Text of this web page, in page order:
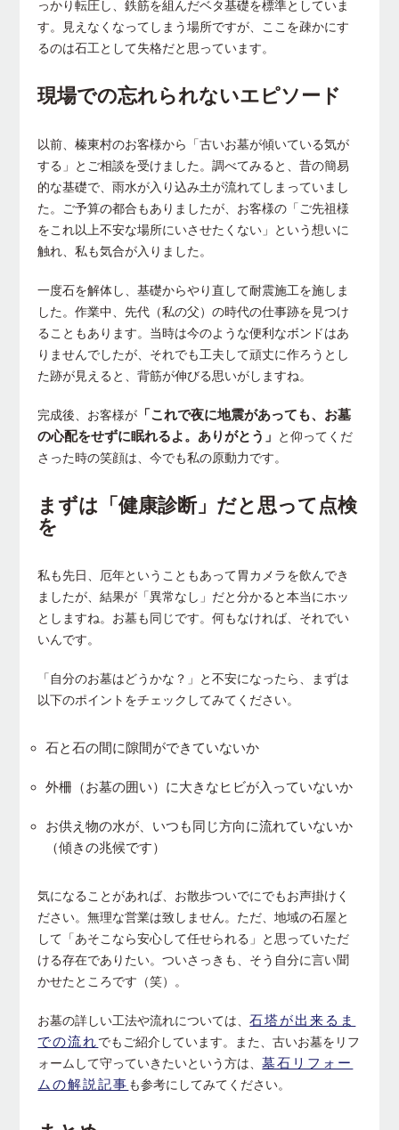
っかり転圧し、鉄筋を組んだベタ基礎を標準としていま
す。見えなくなってしまう場所ですが、ここを疎かにす
るのは石工として失格だと思っています。
現場での忘れられないエピソード
以前、榛東村のお客様から「古いお墓が傾いている気が
する」とご相談を受けました。調べてみると、昔の簡易
的な基礎で、雨水が入り込み土が流れてしまっていまし
た。ご予算の都合もありましたが、お客様の「ご先祖様
をこれ以上不安な場所にいさせたくない」という想いに
触れ、私も気合が入りました。
一度石を解体し、基礎からやり直して耐震施工を施しま
した。作業中、先代（私の父）の時代の仕事跡を見つけ
ることもあります。当時は今のような便利なボンドはあ
りませんでしたが、それでも工夫して頑丈に作ろうとし
た跡が見えると、背筋が伸びる思いがしますね。
完成後、お客様が 「これで夜に地震があっても、お墓
の心配をせずに眠れるよ。ありがとう」
と仰ってくだ
さった時の笑顔は、今でも私の原動力です。
まずは「健康診断」だと思って点検
を
私も先日、厄年ということもあって胃カメラを飲んでき
ましたが、結果が「異常なし」だと分かると本当にホッ
としますね。お墓も同じです。何もなければ、それでい
いんです。
「自分のお墓はどうかな？」と不安になったら、まずは
以下のポイントをチェックしてみてください。
石と石の間に隙間ができていないか
外柵（お墓の囲い）に大きなヒビが入っていないか
お供え物の水が、いつも同じ方向に流れていないか
（傾きの兆候です）
気になることがあれば、お散歩ついでにでもお声掛けく
ださい。無理な営業は致しません。ただ、地域の石屋と
して「あそこなら安心して任せられる」と思っていただ
ける存在でありたい。ついさっきも、そう自分に言い聞
かせたところです（笑）。
お墓の詳しい工法や流れについては、石塔が出来るま
での流れでもご紹介しています。また、古いお墓をリフ
ォームして守っていきたいという方は、墓石リフォー
ムの解説記事 も参考にしてみてください。